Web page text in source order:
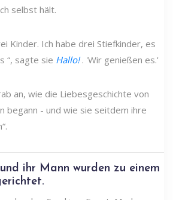
selbst hält.
Kinder. Ich habe drei Stiefkinder, es
“, sagte sie Hallo! . 'Wir genießen es.'
an, wie die Liebesgeschichte von
begann - und wie sie seitdem ihre
ihr Mann wurden zu einem